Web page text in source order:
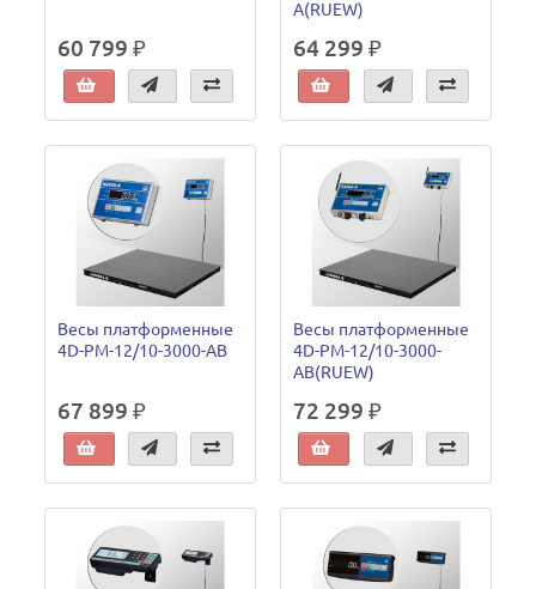
60 799 ₽
A(RUEW)
64 299 ₽
Весы платформенные
4D-PM-12/10-3000-AB
67 899 ₽
Весы платформенные
4D-PM-12/10-3000-
AB(RUEW)
72 299 ₽